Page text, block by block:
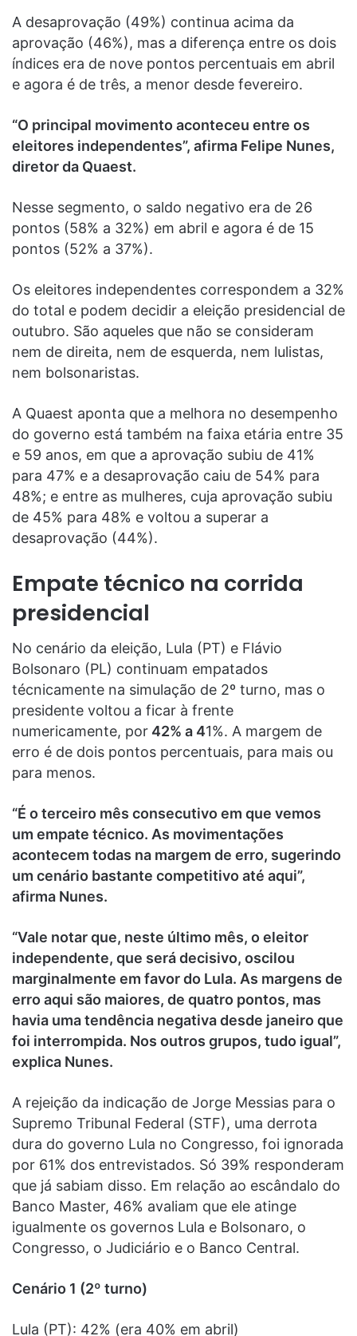
A desaprovação (49%) continua acima da
aprovação (46%), mas a diferença entre os dois
índices era de nove pontos percentuais em abril
e agora é de três, a menor desde fevereiro.
“O principal movimento aconteceu entre os
eleitores independentes”, afirma Felipe Nunes,
diretor da Quaest.
Nesse segmento, o saldo negativo era de 26
pontos (58% a 32%) em abril e agora é de 15
pontos (52% a 37%).
Os eleitores independentes correspondem a 32%
do total e podem decidir a eleição presidencial de
outubro. São aqueles que não se consideram
nem de direita, nem de esquerda, nem lulistas,
nem bolsonaristas.
A Quaest aponta que a melhora no desempenho
do governo está também na faixa etária entre 35
e 59 anos, em que a aprovação subiu de 41%
para 47% e a desaprovação caiu de 54% para
48%; e entre as mulheres, cuja aprovação subiu
de 45% para 48% e voltou a superar a
desaprovação (44%).
Empate técnico na corrida
presidencial
No cenário da eleição, Lula (PT) e Flávio
Bolsonaro (PL) continuam empatados
técnicamente na simulação de 2º turno, mas o
presidente voltou a ficar à frente
numericamente, por 42% a 41%. A margem de
erro é de dois pontos percentuais, para mais ou
para menos.
“É o terceiro mês consecutivo em que vemos
um empate técnico. As movimentações
acontecem todas na margem de erro, sugerindo
um cenário bastante competitivo até aqui”,
afirma Nunes.
“Vale notar que, neste último mês, o eleitor
independente, que será decisivo, oscilou
marginalmente em favor do Lula. As margens de
erro aqui são maiores, de quatro pontos, mas
havia uma tendência negativa desde janeiro que
foi interrompida. Nos outros grupos, tudo igual”,
explica Nunes.
A rejeição da indicação de Jorge Messias para o
Supremo Tribunal Federal (STF), uma derrota
dura do governo Lula no Congresso, foi ignorada
por 61% dos entrevistados. Só 39% responderam
que já sabiam disso. Em relação ao escândalo do
Banco Master, 46% avaliam que ele atinge
igualmente os governos Lula e Bolsonaro, o
Congresso, o Judiciário e o Banco Central.
Cenário 1 (2º turno)
Lula (PT): 42% (era 40% em abril)